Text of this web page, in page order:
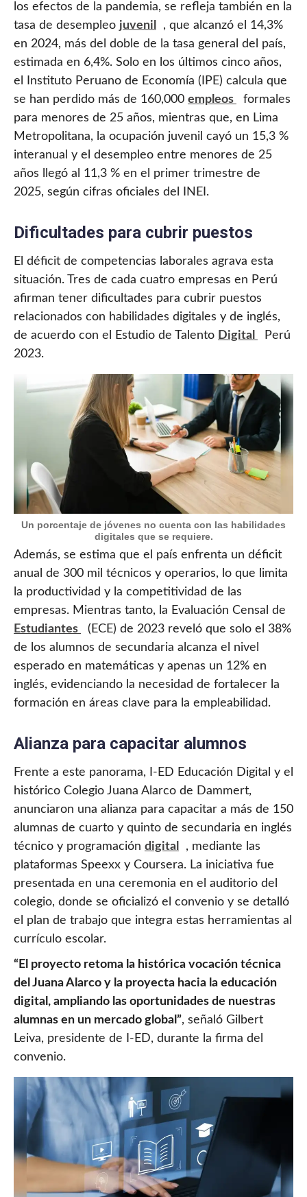
los efectos de la pandemia, se refleja también en la
tasa de desempleo juvenil
, que alcanzó el 14,3%
en 2024, más del doble de la tasa general del país,
estimada en 6,4%. Solo en los últimos cinco años,
el Instituto Peruano de Economía (IPE) calcula que
se han perdido más de 160,000 empleos
formales
para menores de 25 años, mientras que, en Lima
Metropolitana, la ocupación juvenil cayó un 15,3 %
interanual y el desempleo entre menores de 25
años llegó al 11,3 % en el primer trimestre de
2025, según cifras oficiales del INEI.
Dificultades para cubrir puestos
El déficit de competencias laborales agrava esta
situación. Tres de cada cuatro empresas en Perú
afirman tener dificultades para cubrir puestos
relacionados con habilidades digitales y de inglés,
de acuerdo con el Estudio de Talento Digital
Perú
2023.
Un porcentaje de jóvenes no cuenta con las habilidades
digitales que se requiere.
Además, se estima que el país enfrenta un déficit
anual de 300 mil técnicos y operarios, lo que limita
la productividad y la competitividad de las
empresas. Mientras tanto, la Evaluación Censal de
Estudiantes
(ECE) de 2023 reveló que solo el 38%
de los alumnos de secundaria alcanza el nivel
esperado en matemáticas y apenas un 12% en
inglés, evidenciando la necesidad de fortalecer la
formación en áreas clave para la empleabilidad.
Alianza para capacitar alumnos
Frente a este panorama, I-ED Educación Digital y el
histórico Colegio Juana Alarco de Dammert,
anunciaron una alianza para capacitar a más de 150
alumnas de cuarto y quinto de secundaria en inglés
técnico y programación digital
, mediante las
plataformas Speexx y Coursera. La iniciativa fue
presentada en una ceremonia en el auditorio del
colegio, donde se oficializó el convenio y se detalló
el plan de trabajo que integra estas herramientas al
currículo escolar.
“El proyecto retoma la histórica vocación técnica
del Juana Alarco y la proyecta hacia la educación
digital, ampliando las oportunidades de nuestras
alumnas en un mercado global”, señaló Gilbert
Leiva, presidente de I-ED, durante la firma del
convenio.